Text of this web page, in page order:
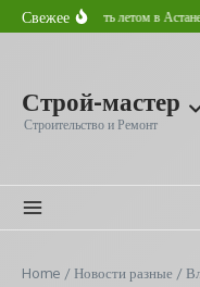
Перейти к содержанию
Свежее
Где отдохнуть летом в
Строй-мастер
Строительство и Ремонт
Home /Новости разные /